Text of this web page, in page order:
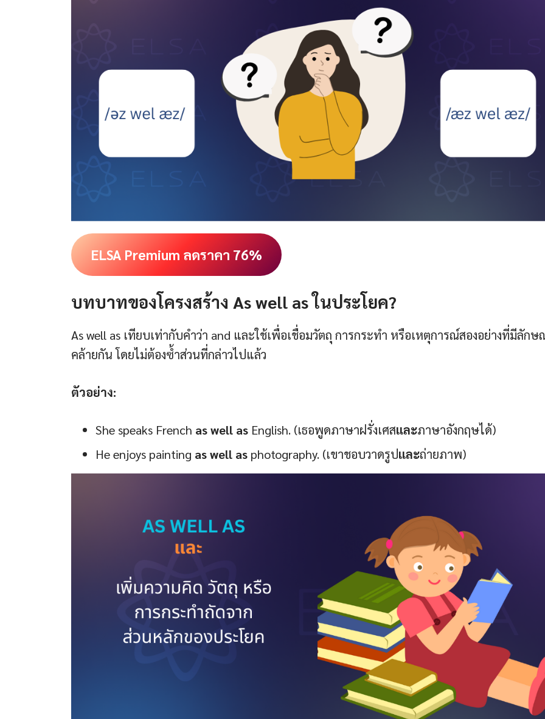
ELSA Premium ลดราคา 76%
บทบาทของโครงสร้าง As well as ในประโยค?
As well as เทียบเท่ากับคำว่า and และใช้เพื่อเชื่อมวัตถุ การกระทำ หรือเหตุการณ์สองอย่างที่มีลัก
คล้ายกัน โดยไม่ต้องซ้ำส่วนที่กล่าวไปแล้ว
ตัวอย่าง:
She speaks French as well as English. (เธอพูดภาษาฝรั่งเศสและภาษาอังกฤษได้)
He enjoys painting as well as photography. (เขาชอบวาดรูปและถ่ายภาพ)